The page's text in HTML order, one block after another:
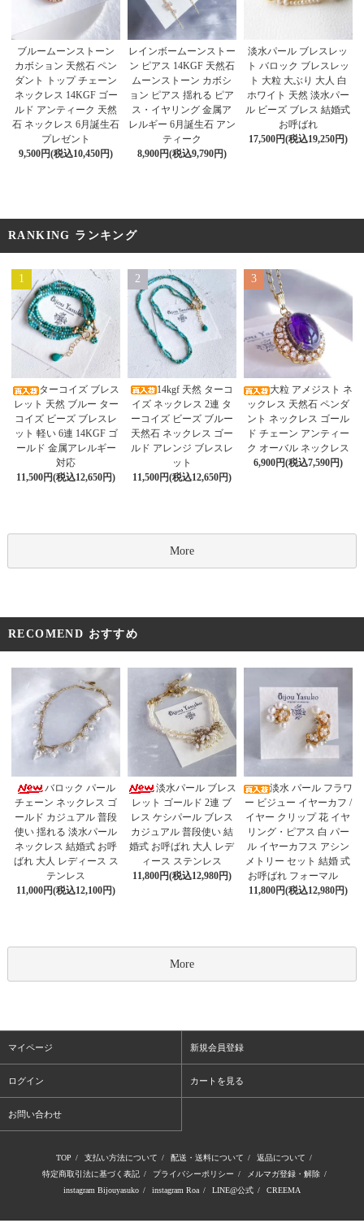
ブルームーンストーン
カボション 天然石 ペン
ダント トップ チェーン
ネックレス 14KGF ゴー
ルド アンティーク 天然
石 ネックレス 6月誕生石
プレゼント
9,500円(税込10,450円)
レインボームーンストー
ン ピアス 14KGF 天然石
ムーンストーン カボシ
ョン ピアス 揺れる ピア
ス・イヤリング 金属ア
レルギー 6月誕生石 アン
ティーク
8,900円(税込9,790円)
淡水パール ブレスレッ
ト バロック ブレスレッ
ト 大粒 大ぶり 大人 白
ホワイト 天然 淡水パー
ル ビーズ ブレス 結婚式
お呼ばれ
17,500円(税込19,250円)
RANKING ランキング
1
ターコイズ ブレス
レット 天然 ブルー ター
コイズ ビーズ ブレスレ
ット 軽い 6連 14KGF ゴ
ールド 金属アレルギー
対応
11,500円(税込12,650円)
2
14kgf 天然 ターコ
イズ ネックレス 2連 タ
ーコイズ ビーズ ブルー
天然石 ネックレス ゴー
ルド アレンジ ブレスレ
ット
11,500円(税込12,650円)
3
大粒 アメジスト ネ
ックレス 天然石 ペンダ
ント ネックレス ゴール
ド チェーン アンティー
ク オーバル ネックレス
6,900円(税込7,590円)
More
RECOMEND おすすめ
バロック パール
チェーン ネックレス ゴ
ールド カジュアル 普段
使い 揺れる 淡水パール
ネックレス 結婚式 お呼
ばれ 大人 レディース ス
テンレス
11,000円(税込12,100円)
淡水パール ブレス
レット ゴールド 2連 ブ
レス ケシパール ブレス
カジュアル 普段使い 結
婚式 お呼ばれ 大人 レデ
ィース ステンレス
11,800円(税込12,980円)
淡水 パール フラワ
ー ビジュー イヤーカフ /
イヤー クリップ 花 イヤ
リング・ピアス 白 パー
ル イヤーカフス アシン
メトリー セット 結婚 式
お呼ばれ フォーマル
11,800円(税込12,980円)
More
マイページ 新規会員登録
ログイン カートを見る
お問い合わせ
TOP / 支払い方法について / 配送・送料について / 返品について /
特定商取引法に基づく表記 / プライバシーポリシー / メルマガ登録・解除 /
instagram Bijouyasuko / instagram Roa / LINE@公式 / CREEMA